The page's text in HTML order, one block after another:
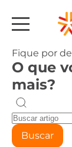
Fique por
O que
mais?
Buscar